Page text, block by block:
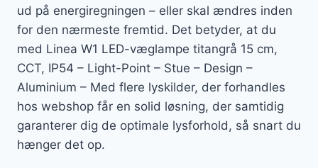
ud på energiregningen – eller skal ændres inden
for den nærmeste fremtid. Det betyder, at du
med Linea W1 LED-væglampe titangrå 15 cm,
CCT, IP54 – Light-Point – Stue – Design –
Aluminium – Med flere lyskilder, der forhandles
hos webshop får en solid løsning, der samtidig
garanterer dig de optimale lysforhold, så snart du
hænger det op.